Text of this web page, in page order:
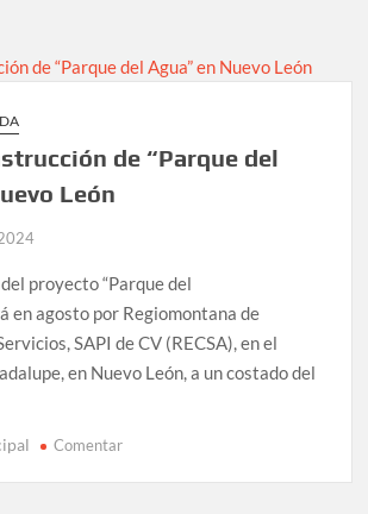
de “Parque del
León
proyecto “Parque del
en agosto por Regiomontana de
SAPI de CV (RECSA), en el
en Nuevo León, a un costado del
Comentaren